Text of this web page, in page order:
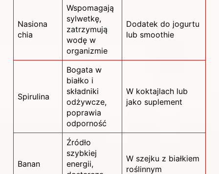
Nasiona
chia
Wspomagają
sylwetkę,
zatrzymują
wodę w
organizmie
Dodatek do jogurtu
lub smoothie
Spirulina
Bogata w
białko i
składniki
odżywcze,
poprawia
odporność
W koktajlach lub
jako suplement
Banan
Źródło
szybkiej
energii,
W szejku z białkiem
roślinnym